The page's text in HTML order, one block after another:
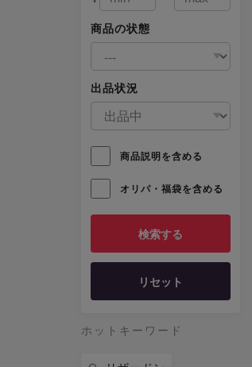
商品の状態
出品状況
商品説明を含める
オリパ・福袋を含める
リセット
ホットキーワード